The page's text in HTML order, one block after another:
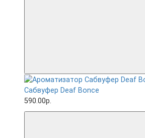
Сабвуфер Deaf Bonce
590.00р.